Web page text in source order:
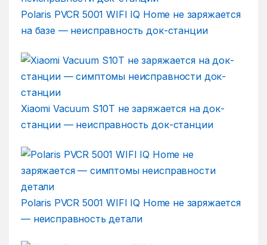
Polaris PVCR 5001 WIFI IQ Home не заряжается
на базе — неисправность док-станции
Xiaomi Vacuum S10T не заряжается на док-
станции — неисправность док-станции
Polaris PVCR 5001 WIFI IQ Home не заряжается
— неисправность детали